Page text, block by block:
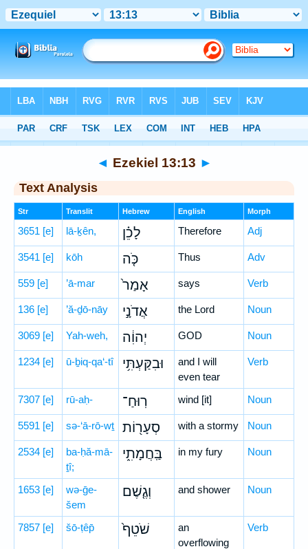
Hebrew> Ezekiel 13:13
◄ Ezekiel 13:13 ►
Text Analysis
Str Translit Hebrew English Morph
3651 [e] lā-ḵên, לָכֵ֗ן Therefore Adj
3541 [e] kōh כֹּ֤ה Thus Adv
559 [e] ’ā-mar אָמַר֙ says Verb
136 [e] ’ă-ḏō-nāy אֲדֹנָ֣י the Lord Noun
3069 [e] Yah-weh, יְהוִ֔ה GOD Noun
1234 [e] ū-ḇiq-qa‘-tî וּבִקַּעְתִּ֥י
and I will
even tear
Verb
7307 [e] rū-aḥ- רֽוּחַ־ wind [it] Noun
5591 [e] sə-‘ā-rō-wṯ סְעָר֖וֹת with a stormy Noun
2534 [e]
ba-ḥă-mā-
ṯî;
בַּֽחֲמָתִ֑י in my fury Noun
1653 [e]
wə-ḡe-
šem
וְגֶ֤שֶׁם and shower Noun
7857 [e] šō-ṭêp̄ שֹׁטֵף֙
an
overflowing
Verb